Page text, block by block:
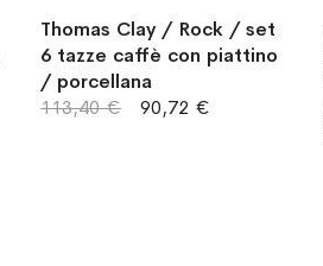
Thomas Clay / Rock / set
6 tazze caffè con piattino
/ porcellana
90,72 €
113,40 €